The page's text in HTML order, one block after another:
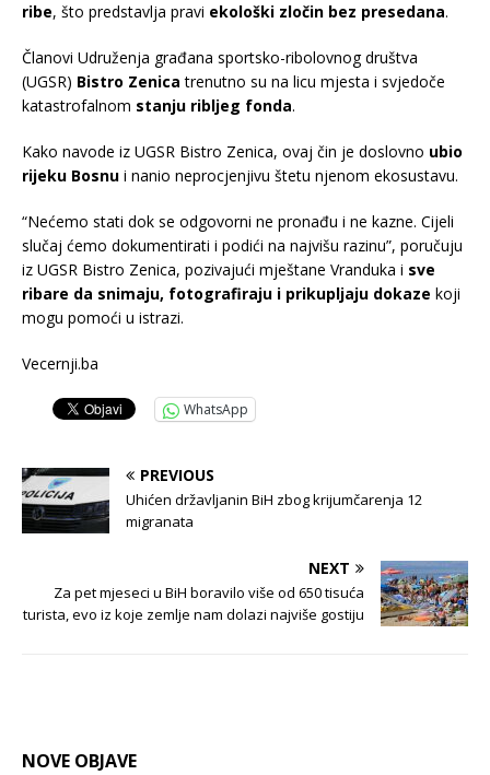
ribe, što predstavlja pravi ekološki zločin bez presedana.
Članovi Udruženja građana sportsko-ribolovnog društva
(UGSR) Bistro Zenica trenutno su na licu mjesta i svjedoče
katastrofalnom stanju ribljeg fonda.
Kako navode iz UGSR Bistro Zenica, ovaj čin je doslovno ubio
rijeku Bosnu i nanio neprocjenjivu štetu njenom ekosustavu.
“Nećemo stati dok se odgovorni ne pronađu i ne kazne. Cijeli
slučaj ćemo dokumentirati i podići na najvišu razinu”, poručuju
iz UGSR Bistro Zenica, pozivajući mještane Vranduka i sve
ribare da snimaju, fotografiraju i prikupljaju dokaze koji
mogu pomoći u istrazi.
Vecernji.ba
WhatsApp
PREVIOUS
Uhićen državljanin BiH zbog krijumčarenja 12
migranata
NEXT
Za pet mjeseci u BiH boravilo više od 650 tisuća
turista, evo iz koje zemlje nam dolazi najviše gostiju
NOVE OBJAVE